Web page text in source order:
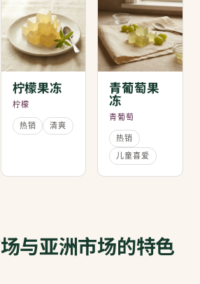
柠檬果冻
柠檬
热销 清爽
青葡萄果
冻
青葡萄
热销
儿童喜爱
与亚洲市场的特色